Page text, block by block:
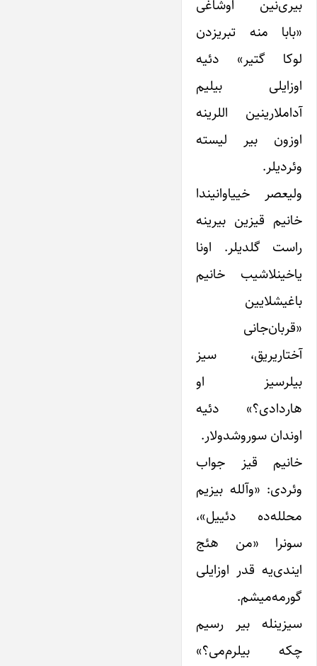
بیری‌نین اوشاغی
«بابا منه تبریزدن
لوکا گتیر» دئیه
اوزایلی بیلیم
آداملارینین اللرینه
اوزون بیر لیسته
وئردیلر.
ولیعصر خییاوانیندا
خانیم قیزین بیرینه
راست گلدیلر. اونا
یاخینلاشیب خانیم
باغیشلایین
«قربان‌جانی
آختاریریق، سیز
بیلرسیز او
هاردادی؟» دئیه
اوندان سوروشدولار.
خانیم قیز جواب
وئردی: «وآلله بیزیم
محلله‌ده دئییل»،
سونرا «من هئج
ایندی‌یه قدر اوزایلی
گورمه‌میشم.
سیزینله بیر رسیم
چکه بیلرم‌می؟»